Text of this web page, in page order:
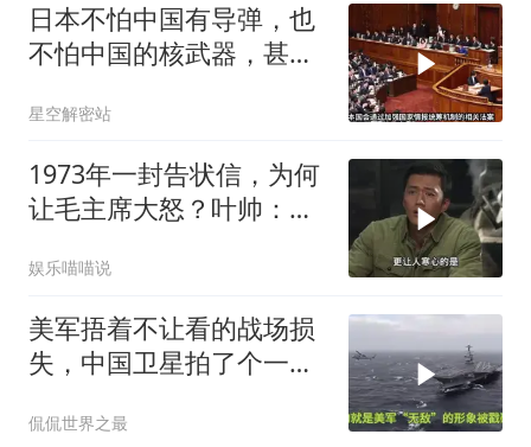
日本不怕中国有导弹，也
不怕中国的核武器，甚至
星空解密站
1973年一封告状信，为何
让毛主席大怒？叶帅：杀
娱乐喵喵说
美军捂着不让看的战场损
失，中国卫星拍了个一清
侃侃世界之最